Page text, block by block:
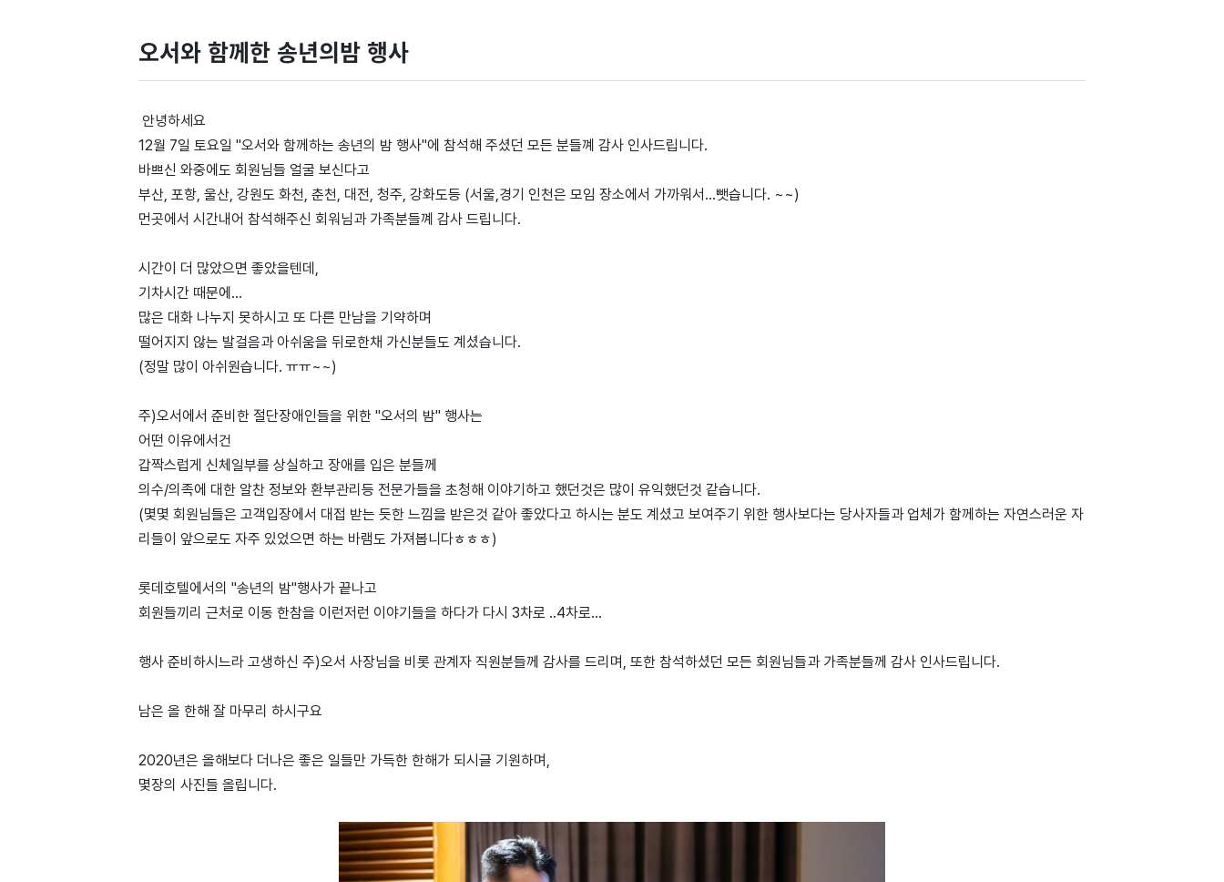
오서와 함께한 송년의밤 행사
안녕하세요
12월 7일 토요일 "오서와 함께하는 송년의 밤 행사"에 참석해 주셨던 모든 분들꼐 감사 인사드립니다.
바쁘신 와중에도 회원님들 얼굴 보신다고
부산, 포항, 울산, 강원도 화천, 춘천, 대전, 청주, 강화도등 (서울,경기 인천은 모임 장소에서 가까워서...뺏습니다. ~~)
먼곳에서 시간내어 참석해주신 회워님과 가족분들꼐 감사 드립니다.
시간이 더 많았으면 좋았을텐데,
기차시간 때문에...
많은 대화 나누지 못하시고 또 다른 만남을 기약하며
떨어지지 않는 발걸음과 아쉬움을 뒤로한채 가신분들도 계셨습니다.
(정말 많이 아쉬원습니다. ㅠㅠ~~)
주)오서에서 준비한 절단장애인들을 위한 "오서의 밤" 행사는
어떤 이유에서건
갑짝스럽게 신체일부를 상실하고 장애를 입은 분들께
의수/의족에 대한 알찬 정보와 환부관리등 전문가들을 초청해 이야기하고 했던것은 많이 유익했던것 같습니다.
(몇몇 회원님들은 고객입장에서 대접 받는 듯한 느낌을 받은것 같아 좋았다고 하시는 분도 계셨고 보여주기 위한 행사보다는 당사자들과 업체가 함께하는 자연스러운 자
리들이 앞으로도 자주 있었으면 하는 바램도 가져봅니다ㅎㅎㅎ)
롯데호텔에서의 "송년의 밤"행사가 끝나고
회원들끼리 근처로 이동 한참을 이런저런 이야기들을 하다가 다시 3차로 ..4차로...
행사 준비하시느라 고생하신 주)오서 사장님을 비롯 관계자 직원분들께 감사를 드리며, 또한 참석하셨던 모든 회원님들과 가족분들께 감사 인사드립니다.
남은 올 한해 잘 마무리 하시구요
2020년은 올해보다 더나은 좋은 일들만 가득한 한해가 되시글 기원하며,
몇장의 사진들 올립니다.